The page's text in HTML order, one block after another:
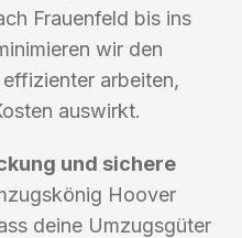
Frauenfeld bis ins
wir den
arbeiten,
auswirkt.
und sichere
Hoover
deine Umzugsgüter